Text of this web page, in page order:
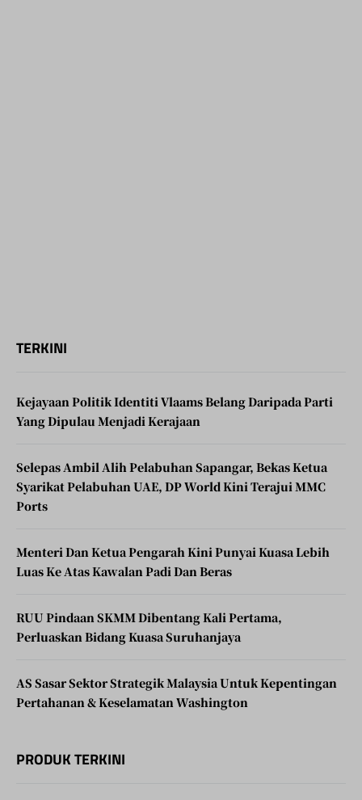
TERKINI
Kejayaan Politik Identiti Vlaams Belang Daripada Parti
Yang Dipulau Menjadi Kerajaan
Selepas Ambil Alih Pelabuhan Sapangar, Bekas Ketua
Syarikat Pelabuhan UAE, DP World Kini Terajui MMC
Ports
Menteri Dan Ketua Pengarah Kini Punyai Kuasa Lebih
Luas Ke Atas Kawalan Padi Dan Beras
RUU Pindaan SKMM Dibentang Kali Pertama,
Perluaskan Bidang Kuasa Suruhanjaya
AS Sasar Sektor Strategik Malaysia Untuk Kepentingan
Pertahanan & Keselamatan Washington
PRODUK TERKINI